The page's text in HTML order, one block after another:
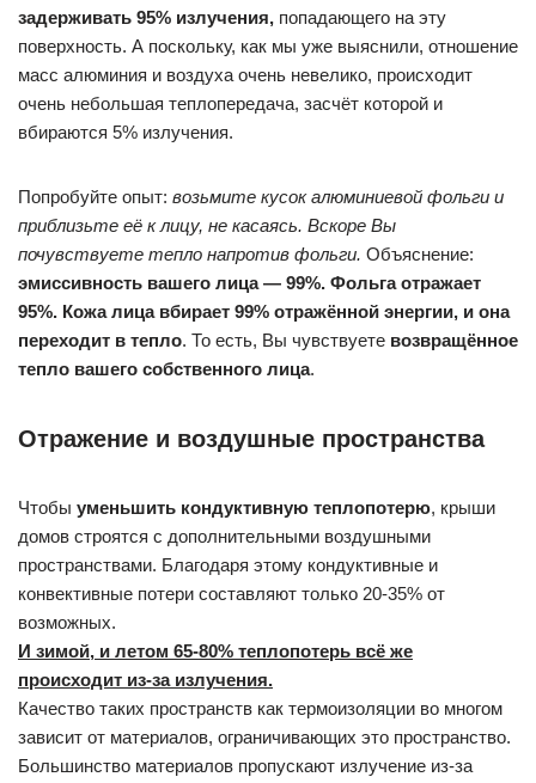
задерживать 95% излучения, попадающего на эту
поверхность. А поскольку, как мы уже выяснили, отношение
масс алюминия и воздуха очень невелико, происходит
очень небольшая теплопередача, засчёт которой и
вбираются 5% излучения.
Попробуйте опыт: возьмите кусок алюминиевой фольги и
приблизьте её к лицу, не касаясь. Вскоре Вы
почувствуете тепло напротив фольги. Объяснение:
эмиссивность вашего лица — 99%. Фольга отражает
95%. Кожа лица вбирает 99% отражённой энергии, и она
переходит в тепло. То есть, Вы чувствуете возвращённое
тепло вашего собственного лица.
Отражение и воздушные пространства
Чтобы уменьшить кондуктивную теплопотерю, крыши
домов строятся с дополнительными воздушными
пространствами. Благодаря этому кондуктивные и
конвективные потери составляют только 20-35% от
возможных.
И зимой, и летом 65-80% теплопотерь всё же
происходит из-за излучения.
Качество таких пространств как термоизоляции во многом
зависит от материалов, ограничивающих это пространство.
Большинство материалов пропускают излучение из-за